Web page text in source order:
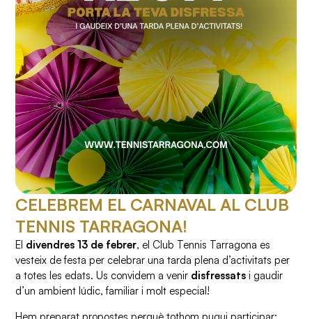
CELEBREM EL CARNAVAL AL CLUB
TENNIS TARRAGONA!
El divendres 13 de febrer, el Club Tennis Tarragona es
vesteix de festa per celebrar una tarda plena d’activitats per
a totes les edats. Us convidem a venir disfressats i gaudir
d’un ambient lúdic, familiar i molt especial!
Hem preparat propostes perquè tothom pugui participar: